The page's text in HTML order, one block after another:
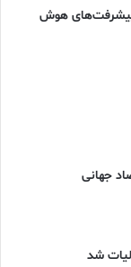
پیشرفت‌های هوش
جهانی
شد